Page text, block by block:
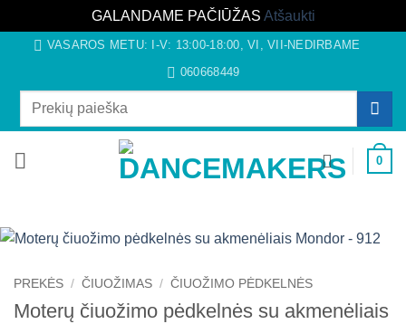
GALANDAME PAČIŪŽAS Atšaukti
content
VASAROS METU: I-V: 13:00-18:00, VI, VII-NEDIRBAME
060668449
Ieškoti:
0
PREKĖS / ČIUOŽIMAS / ČIUOŽIMO PĖDKELNĖS
Moterų čiuožimo pėdkelnės su akmenėliais